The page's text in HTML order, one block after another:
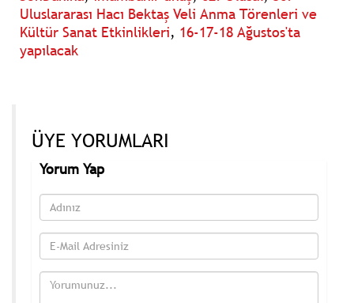
Uluslararası Hacı Bektaş Veli Anma Törenleri ve
Kültür Sanat Etkinlikleri, 16-17-18 Ağustos'ta
yapılacak
ÜYE YORUMLARI
Yorum Yap